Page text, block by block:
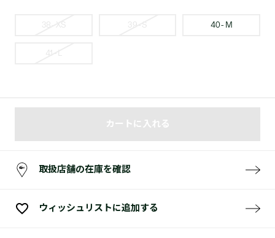
38 - XS 39 - S 40 - M
41 - L
カートに入れる
取扱店舗の在庫を確認
ウィッシュリストに追加する